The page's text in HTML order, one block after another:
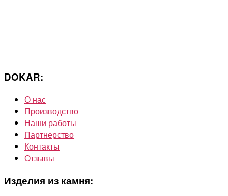
DOKAR:
О нас
Производство
Наши работы
Партнерство
Контакты
Отзывы
Изделия из камня: